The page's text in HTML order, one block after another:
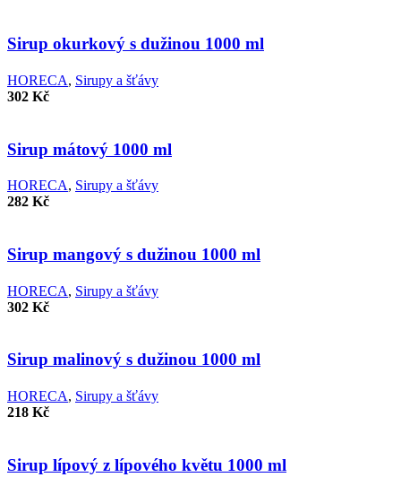
Rychlý náhled
Přidat k oblíbeným
Sirup okurkový s dužinou 1000 ml
HORECA, Sirupy a šťávy
302 Kč
Rychlý náhled
Přidat k oblíbeným
Sirup mátový 1000 ml
HORECA, Sirupy a šťávy
282 Kč
Rychlý náhled
Přidat k oblíbeným
Sirup mangový s dužinou 1000 ml
HORECA, Sirupy a šťávy
302 Kč
Rychlý náhled
Přidat k oblíbeným
Sirup malinový s dužinou 1000 ml
HORECA, Sirupy a šťávy
218 Kč
Rychlý náhled
Přidat k oblíbeným
Sirup lípový z lípového květu 1000 ml